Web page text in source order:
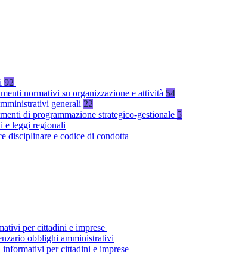
92
normativi su organizzazione e attività 54
generali 22
di programmazione strategico-gestionale 5
e leggi regionali
disciplinare e codice di condotta
per cittadini e imprese
obblighi amministrativi
informativi per cittadini e imprese